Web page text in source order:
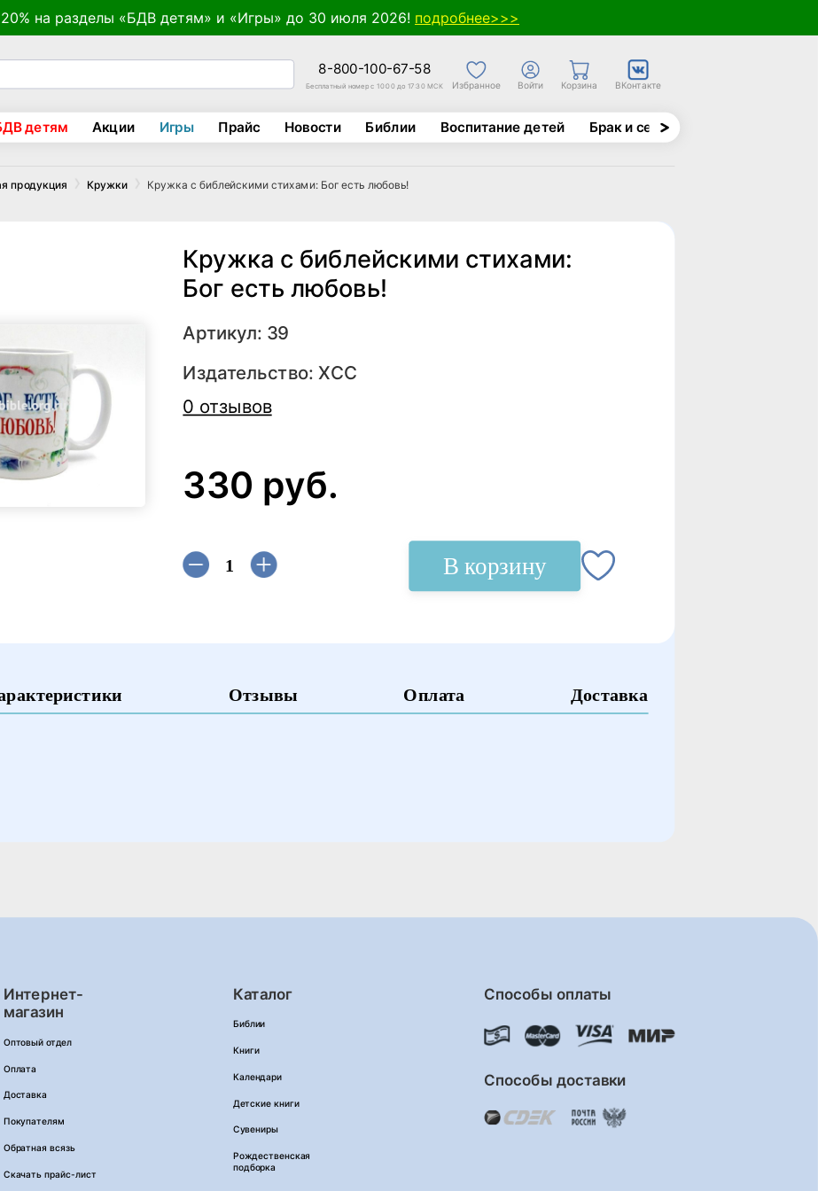
на разделы «БДВ детям» и «Игры» до 30 июля 2026! подробнее>>>
8-800-100-67-58
Бесплатный номер с 10:00 до 17:30 МСК Избранное Войти Корзина ВКонтакте
детям Акции Игры Прайс Новости Библии Воспитание детей Брак и семья
продукция Кружки Кружка с библейскими стихами: Бог есть любовь!
Кружка с библейскими стихами:
Бог есть любовь!
Артикул: 39
Издательство:ХСС
0 отзывов
330 руб.
В корзину
Отзывы Оплата Доставка
Интернет-
магазин
Оптовый отдел
Оплата
Доставка
Покупателям
Обратная всязь
Скачать прайс-лист
Каталог
Библии
Книги
Календари
Детские книги
Сувениры
Рождественская
подборка
Способы оплаты
Способы доставки